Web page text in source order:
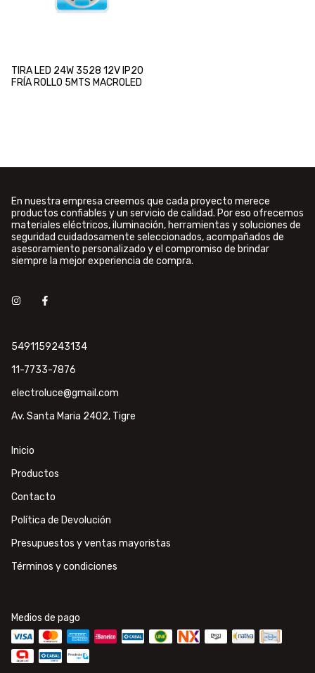
TIRA LED 24W 3528 12V IP20
FRÍA ROLLO 5MTS MACROLED
En nuestra empresa creemos que cada proyecto merece
productos confiables y un servicio de calidad. Por eso ofrecemos
materiales eléctricos, iluminación, herramientas y soluciones de
seguridad cuidadosamente seleccionados, acompañados de
asesoramiento personalizado y el compromiso de brindar
siempre la mejor experiencia de compra.
5491159243134
11-7733-7876
electroluce@gmail.com
Av. Santa Maria 2402, Tigre
Inicio
Productos
Contacto
Política de Devolución
Presupuestos y ventas mayoristas
Términos y condiciones
Medios de pago